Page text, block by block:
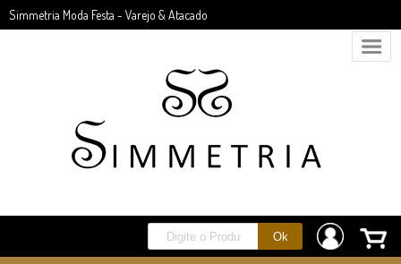
Simmetria Moda Festa - Varejo & Atacado